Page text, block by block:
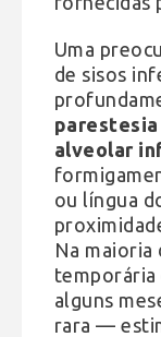
Uma
de sisos
alveolar
ou língua
Na maioria
temporária
alguns
rara —